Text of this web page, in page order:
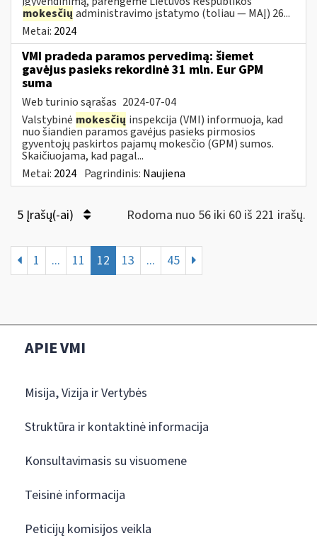
mokesčių administravimo įstatymo (toliau — MAĮ) 26...
Metai: 2024
VMI pradeda paramos pervedimą: šiemet
gavėjus pasieks rekordinė 31 mln. Eur GPM
suma
Web turinio sąrašas 2024-07-04
Valstybinė mokesčių inspekcija (VMI) informuoja, kad
nuo šiandien paramos gavėjus pasieks pirmosios
gyventojų paskirtos pajamų mokesčio (GPM) sumos.
Skaičiuojama, kad pagal...
Metai: 2024 Pagrindinis: Naujiena
5 Įrašų(-ai) Rodoma nuo 56 iki 60 iš 221 irašų.
1 ... 11 12 13 ... 45
APIE VMI
Misija, Vizija ir Vertybės
Struktūra ir kontaktinė informacija
Konsultavimasis su visuomene
Teisinė informacija
Peticijų komisijos veikla